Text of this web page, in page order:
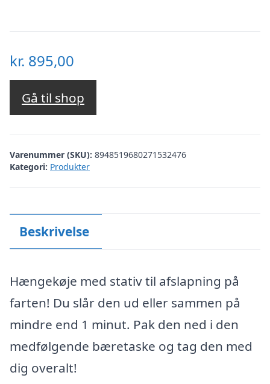
kr. 895,00
Gå til shop
Varenummer (SKU): 8948519680271532476
Kategori: Produkter
Beskrivelse
Hængekøje med stativ til afslapning på
farten! Du slår den ud eller sammen på
mindre end 1 minut. Pak den ned i den
medfølgende bæretaske og tag den med
dig overalt!